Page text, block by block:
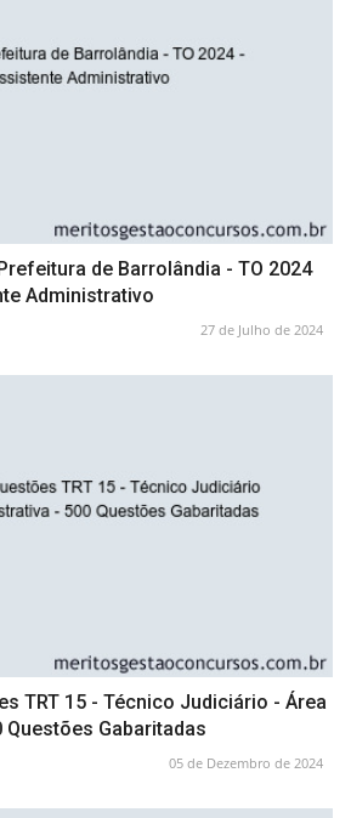
de Barrolândia - TO 2024
Administrativo
27 de Julho de 2024
TRT 15 - Técnico Judiciário - Área
Gabaritadas
05 de Dezembro de 2024